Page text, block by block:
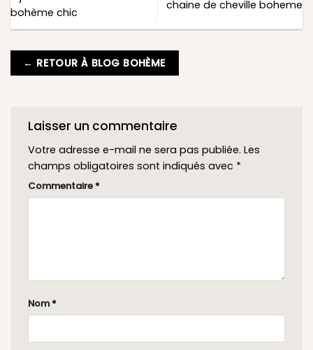
bohème chic
chaine de cheville boheme
← RETOUR À BLOG BOHÈME
Laisser un commentaire
Votre adresse e-mail ne sera pas publiée. Les
champs obligatoires sont indiqués avec *
Commentaire *
Nom *